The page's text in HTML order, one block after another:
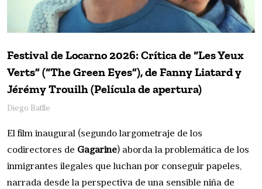
Festival de Locarno 2026: Crítica de “Les Yeux
Verts” (“The Green Eyes”), de Fanny Liatard y
Jérémy Trouilh (Película de apertura)
Diego Batlle
El film inaugural (segundo largometraje de los
codirectores de Gagarine) aborda la problemática de los
inmigrantes ilegales que luchan por conseguir papeles,
narrada desde la perspectiva de una sensible niña de